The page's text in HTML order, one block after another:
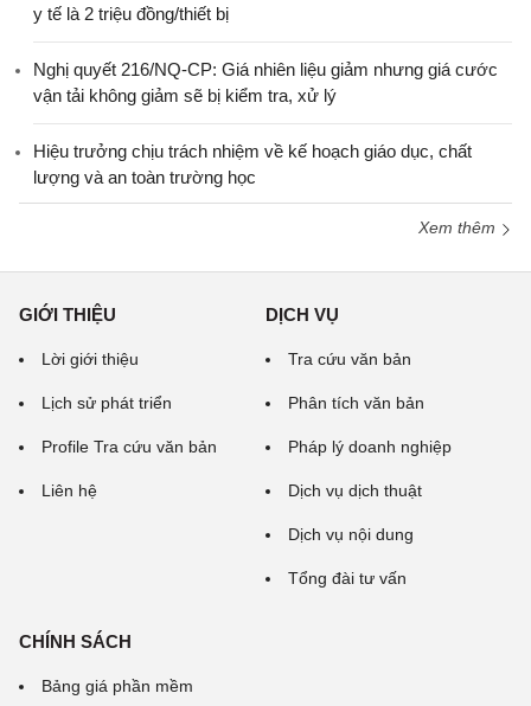
y tế là 2 triệu đồng/thiết bị
Nghị quyết 216/NQ-CP: Giá nhiên liệu giảm nhưng giá cước
vận tải không giảm sẽ bị kiểm tra, xử lý
Hiệu trưởng chịu trách nhiệm về kế hoạch giáo dục, chất
lượng và an toàn trường học
Xem thêm
GIỚI THIỆU
Lời giới thiệu
Lịch sử phát triển
Profile Tra cứu văn bản
Liên hệ
DỊCH VỤ
Tra cứu văn bản
Phân tích văn bản
Pháp lý doanh nghiệp
Dịch vụ dịch thuật
Dịch vụ nội dung
Tổng đài tư vấn
CHÍNH SÁCH
Bảng giá phần mềm